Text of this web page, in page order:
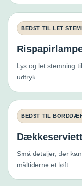
BEDST TIL LET
Lys og let stemning
udtryk.
BEDST TIL
Små detaljer, der
måltiderne et løft.